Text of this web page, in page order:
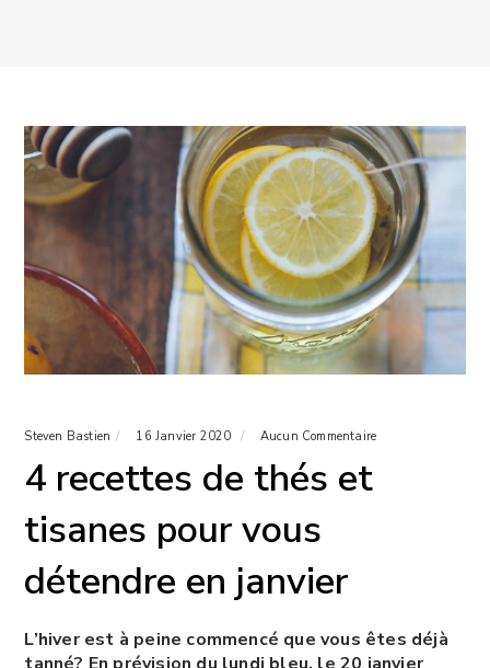
Steven Bastien 16 Janvier 2020 Aucun Commentaire
4 recettes de thés et
tisanes pour vous
détendre en janvier
L’hiver est à peine commencé que vous êtes déjà